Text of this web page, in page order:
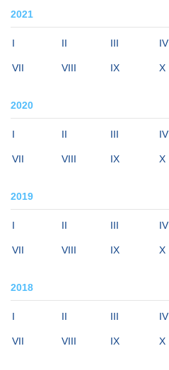
2021
I II III IV
VII VIII IX X
2020
I II III IV
VII VIII IX X
2019
I II III IV
VII VIII IX X
2018
I II III IV
VII VIII IX X